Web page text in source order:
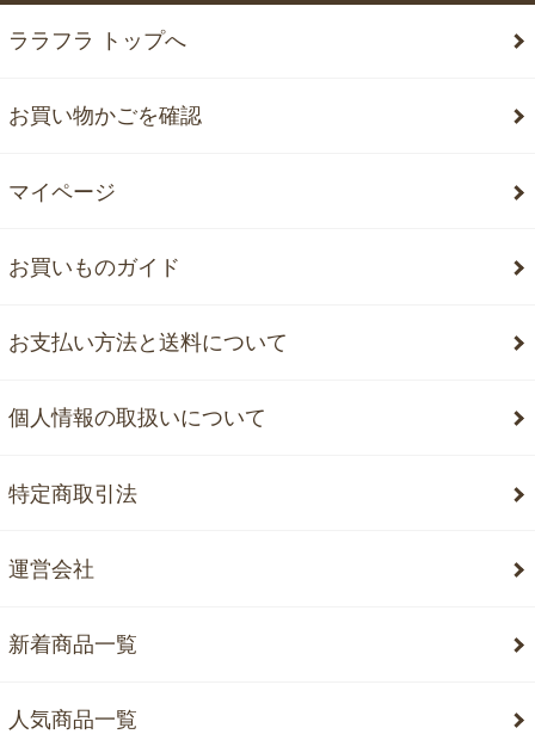
ララフラ トップへ
お買い物かごを確認
マイページ
お買いものガイド
お支払い方法と送料について
個人情報の取扱いについて
特定商取引法
運営会社
新着商品一覧
人気商品一覧